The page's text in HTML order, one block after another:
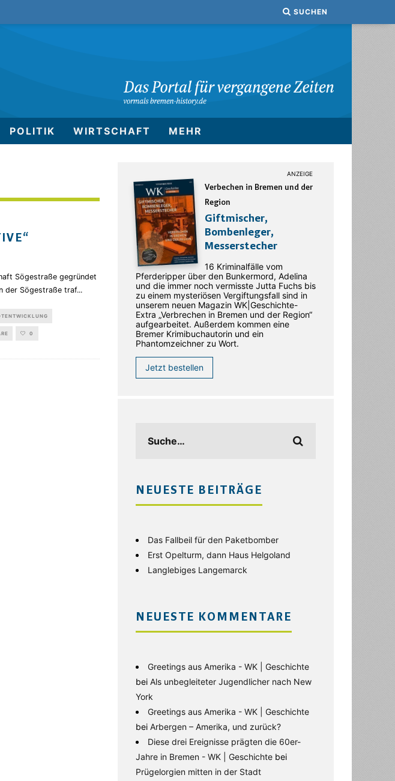
SUCHEN
POLITIK WIRTSCHAFT MEHR
Sögestraße gegründet
der Sögestraße traf...
0
Verbechen in Bremen und der
Region
Giftmischer,
Bombenleger,
Messerstecher
16 Kriminalfälle vom
Pferderipper über den Bunkermord, Adelina
und die immer noch vermisste Jutta Fuchs bis
zu einem mysteriösen Vergiftungsfall sind in
unserem neuen Magazin WK|Geschichte-
Extra „Verbrechen in Bremen und der Region“
aufgearbeitet. Außerdem kommen eine
Bremer Krimibuchautorin und ein
Phantomzeichner zu Wort.
Jetzt bestellen
NEUESTE BEITRÄGE
Das Fallbeil für den Paketbomber
Erst Opelturm, dann Haus Helgoland
Langlebiges Langemarck
NEUESTE KOMMENTARE
Greetings aus Amerika - WK | Geschichte
bei Als unbegleiteter Jugendlicher nach New
York
Greetings aus Amerika - WK | Geschichte
bei Arbergen – Amerika, und zurück?
Diese drei Ereignisse prägten die 60er-
Jahre in Bremen - WK | Geschichte bei
Prügelorgien mitten in der Stadt